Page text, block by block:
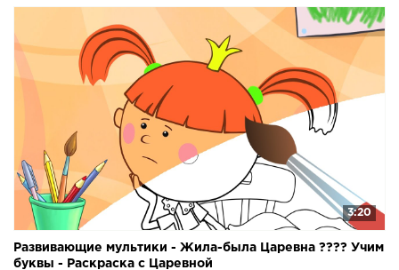
3:20
Развивающие мультики - Жила-была Царевна ???? Учим
буквы - Раскраска с Царевной